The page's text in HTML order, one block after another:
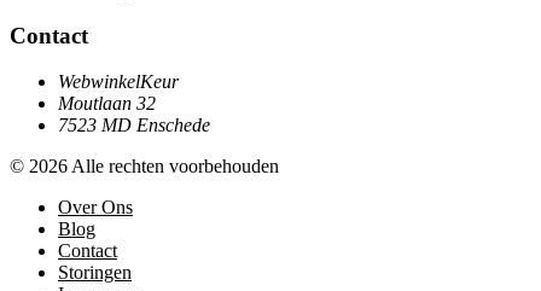
Contact
WebwinkelKeur
Moutlaan 32
7523 MD Enschede
© 2026 Alle rechten voorbehouden
Over Ons
Blog
Contact
Storingen